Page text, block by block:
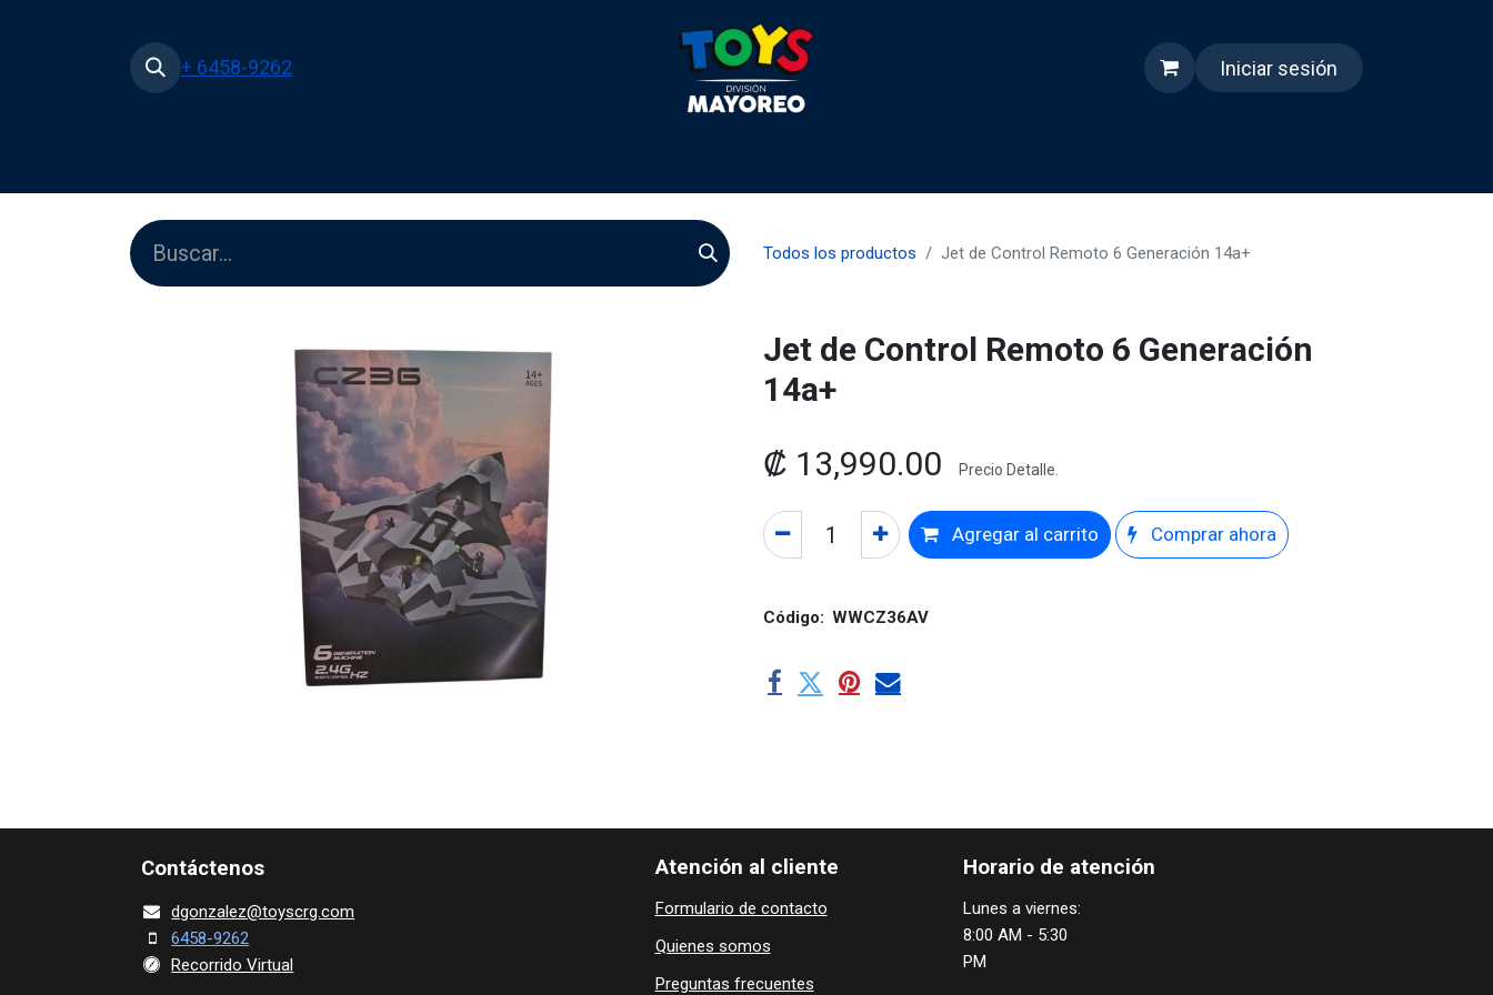
+ 6458-9262 Iniciar sesión
Todos los productos Jet de Control Remoto 6 Generación 14a+
Jet de Control Remoto 6 Generación
14a+
₡ 13,990.00 Precio Detalle.
Agregar al carrito Comprar ahora
Código: WWCZ36AV
Contácte​nos
dgonza​lez@toy​scrg.c​o​m
6458-9262
Recorrido Virtual
Horario de atención
Lunes a viernes:
8:00 AM - 5:30
PM
Atención al cliente
Formulario de contacto
Quienes ​som​​​os
Preguntas frecuentes